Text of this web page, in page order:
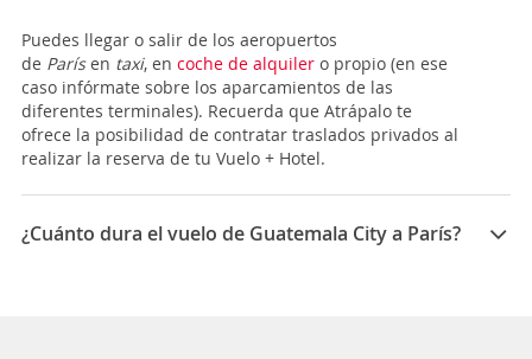
Puedes llegar o salir de los aeropuertos
de Parísen taxi, en coche de alquiler o propio (en ese
caso infórmate sobre los aparcamientos de las
diferentes terminales). Recuerda que Atrápalo te
ofrece la posibilidad de contratar traslados privados al
realizar la reserva de tu Vuelo + Hotel.
¿Cuánto dura el vuelo de Guatemala City a París?